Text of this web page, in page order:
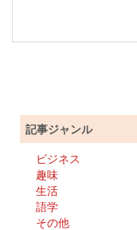
記事ジャンル
ビジネス
趣味
生活
語学
その他